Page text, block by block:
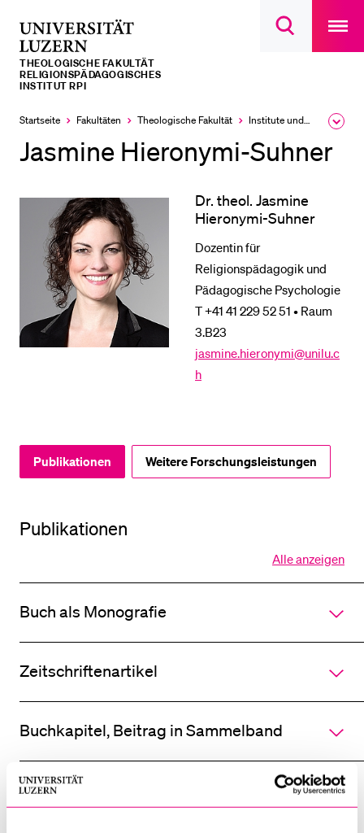
Suchdialog
main
THEOLOGISCHE FAKULTÄT
RELIGIONSPÄDAGOGISCHES
INSTITUT RPI
Startseite Fakultäten Theologische Fakultät Institute und Forschungsstellen
Jasmine Hieronymi-Suhner
Dr. theol. Jasmine
Hieronymi-Suhner
Dozentin für
Religionspädagogik und
Pädagogische Psychologie
T +41 41 229 52 51 • Raum
3.B23
jasmine.hieronymi@unilu.c
h
Publikationen Weitere Forschungsleistungen
Publikationen
Alle anzeigen
Alle
Sektionen
Buch als Monografie
Zeitschriftenartikel
Buchkapitel, Beitrag in Sammelband
Konferenzbeitrag in einem Konferenz-
Band
LETZTE SUCHEN
Sie haben noch keine Suche getätigt.
Schulklassen und Lehrpersonen
Studierende
Forschende
Mitarbeitende
Alumni
Stellensuchende
Förderer
Vorlesungsverzeichnis
Bibliothek
Menuplan Mensa